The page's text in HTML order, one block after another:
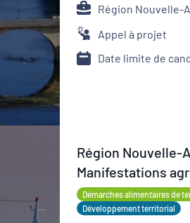
Région Nouvelle-
Appel à projet
Date limite de
Région Nouvelle-
Manifestations
Démarches alimentaires de
Développement territorial